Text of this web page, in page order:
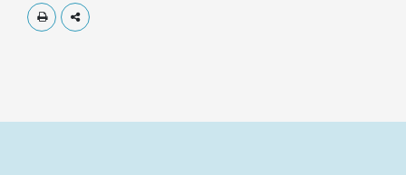
Skriv utDela